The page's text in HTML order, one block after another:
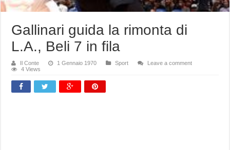
Gallinari guida la rimonta di
L.A., Beli 7 in fila
Il Conte 1 Gennaio 1970 Sport
Leave a comment
4 Views